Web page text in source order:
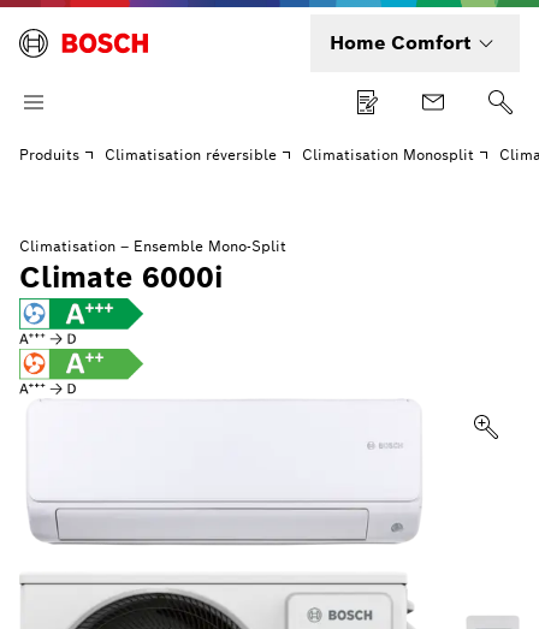
Home Comfort
Produits Climatisation réversible Climatisation Monosplit
Climatisation – Ensemble Mono-Split
Climate 6000i